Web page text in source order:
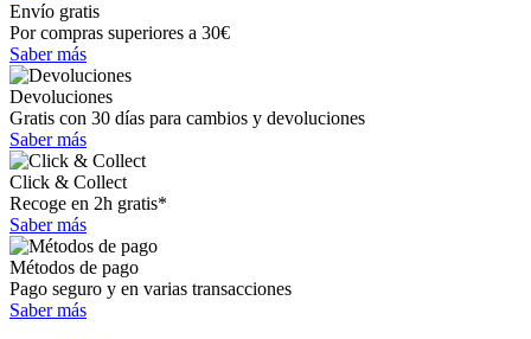
Envío gratis
Por compras superiores a 30€
Saber más
Devoluciones
Gratis con 30 días para cambios y devoluciones
Saber más
Click & Collect
Recoge en 2h gratis*
Saber más
Métodos de pago
Pago seguro y en varias transacciones
Saber más